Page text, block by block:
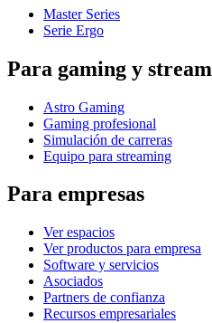
Master Series
Serie Ergo
Para gaming y
Astro Gaming
Gaming profesional
Simulación de carreras
Equipo para streaming
Para empresas
Ver espacios
Ver productos para empresa
Software y servicios
Asociados
Partners de confianza
Recursos empresariales